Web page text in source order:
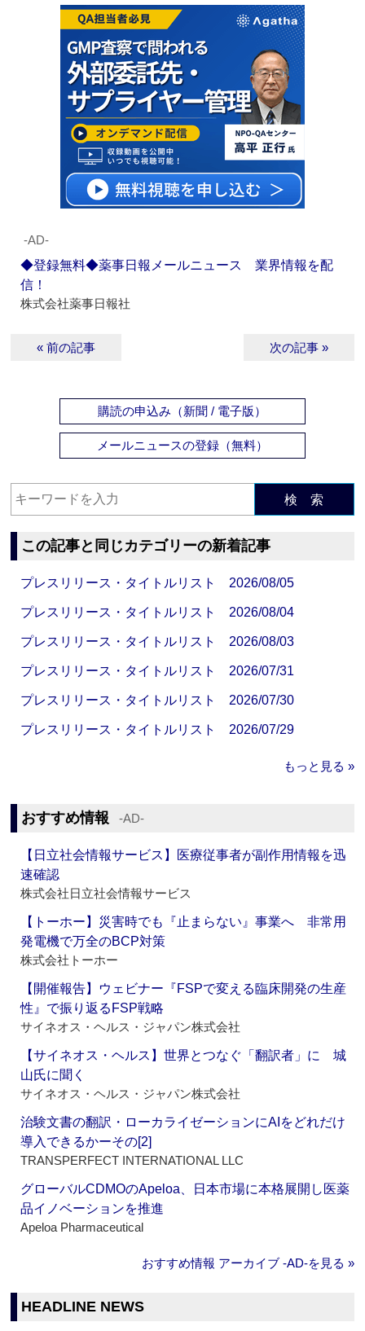
‐AD‐
◆登録無料◆薬事日報メールニュース 業界情報を配
信！
株式会社薬事日報社
« 前の記事 次の記事 »
購読の申込み（新聞 / 電子版）
メールニュースの登録（無料）
検 索
この記事と同じカテゴリーの新着記事
プレスリリース・タイトルリスト 2026/08/05
プレスリリース・タイトルリスト 2026/08/04
プレスリリース・タイトルリスト 2026/08/03
プレスリリース・タイトルリスト 2026/07/31
プレスリリース・タイトルリスト 2026/07/30
プレスリリース・タイトルリスト 2026/07/29
もっと見る »
おすすめ情報 ‐AD‐
【日立社会情報サービス】医療従事者が副作用情報を迅
速確認
株式会社日立社会情報サービス
【トーホー】災害時でも『止まらない』事業へ 非常用
発電機で万全のBCP対策
株式会社トーホー
【開催報告】ウェビナー『FSPで変える臨床開発の生産
性』で振り返るFSP戦略
サイネオス・ヘルス・ジャパン株式会社
【サイネオス・ヘルス】世界とつなぐ「翻訳者」に 城
山氏に聞く
サイネオス・ヘルス・ジャパン株式会社
治験文書の翻訳・ローカライゼーションにAIをどれだけ
導入できるかーその[2]
TRANSPERFECT INTERNATIONAL LLC
グローバルCDMOのApeloa、日本市場に本格展開し医薬
品イノベーションを推進
Apeloa Pharmaceutical
おすすめ情報 アーカイブ ‐AD‐を見る »
HEADLINE NEWS